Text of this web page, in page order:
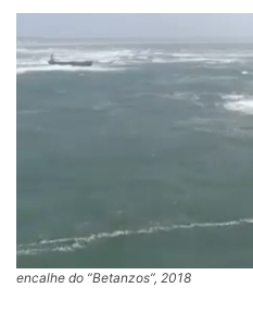
encalhe do “Betanzos”, 2018